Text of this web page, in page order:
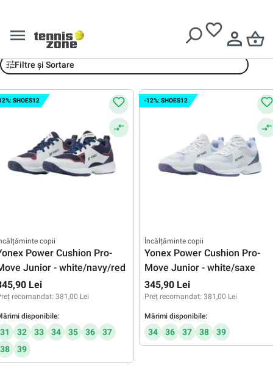
Yonex copii
Filtre și Sortare
SHOES12
copii
Power Cushion Pro-
Junior - white/navy/red
Lei
recomandat: 381,00 Lei
disponibile:
31 32 33 34 35 36
37
38
39
-12%: SHOES12
Încălțăminte copii
Yonex Power Cushion Pro-
Move Junior - white/saxe
345,90 Lei
Preț recomandat: 381,00 Lei
Mărimi disponibile:
34 36 37 38 39